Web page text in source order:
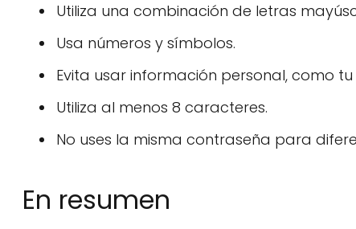
Utiliza una combinación de letras
Usa números y símbolos.
Evita usar información personal, como
Utiliza al menos 8 caracteres.
No uses la misma contraseña para
En resumen